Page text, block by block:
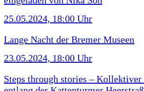
25.05.2024, 18:00 Uhr
Lange Nacht der Bremer Museen
23.05.2024, 18:00 Uhr
Steps through stories – Kollektiver